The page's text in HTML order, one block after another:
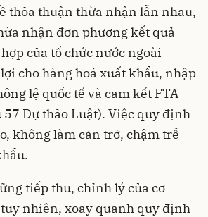
thỏa thuận thừa nhận lẫn nhau,
nhận đơn phương kết quả
của tổ chức nước ngoài
cho hàng hoá xuất khẩu, nhập
lệ quốc tế và cam kết FTA
Dự thảo Luật). Việc quy định
không làm cản trở, chậm trễ
tiếp thu, chỉnh lý của cơ
nhiên, xoay quanh quy định